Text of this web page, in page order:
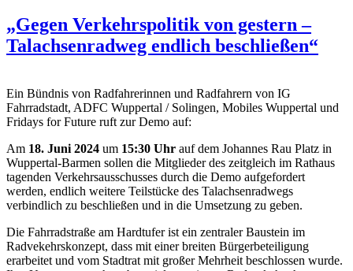
„Gegen Verkehrspolitik von gestern –
Talachsenradweg endlich beschließen“
Ein Bündnis von Radfahrerinnen und Radfahrern von IG
Fahrradstadt, ADFC Wuppertal / Solingen, Mobiles Wuppertal und
Fridays for Future ruft zur Demo auf:
Am 18. Juni 2024 um 15:30 Uhr auf dem Johannes Rau Platz in
Wuppertal-Barmen sollen die Mitglieder des zeitgleich im Rathaus
tagenden Verkehrsausschusses durch die Demo aufgefordert
werden, endlich weitere Teilstücke des Talachsenradwegs
verbindlich zu beschließen und in die Umsetzung zu geben.
Die Fahrradstraße am Hardtufer ist ein zentraler Baustein im
Radvekehrskonzept, dass mit einer breiten Bürgerbeteiligung
erarbeitet und vom Stadtrat mit großer Mehrheit beschlossen wurde.